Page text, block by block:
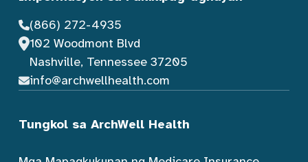
(866) 272-4935
102 Woodmont Blvd
Nashville, Tennessee 37205
info@archwellhealth.com
Tungkol sa ArchWell Health